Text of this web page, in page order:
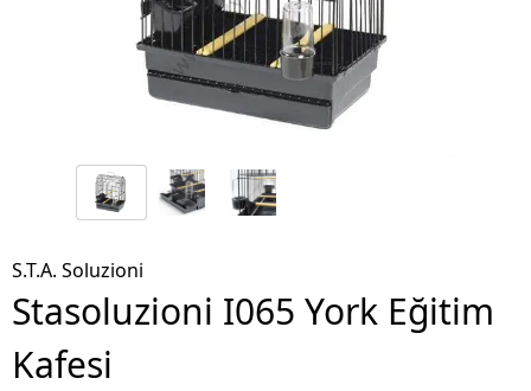
S.T.A. Soluzioni
Stasoluzioni I065 York Eğitim
Kafesi